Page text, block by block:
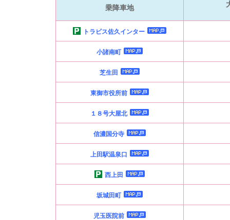
乗降車地
トラビス佐久インター
小諸南町
芝生田
東御市役所前
１８号大屋北
信濃国分寺
上田駅温泉口
西上田
坂城田町
児玉医院前